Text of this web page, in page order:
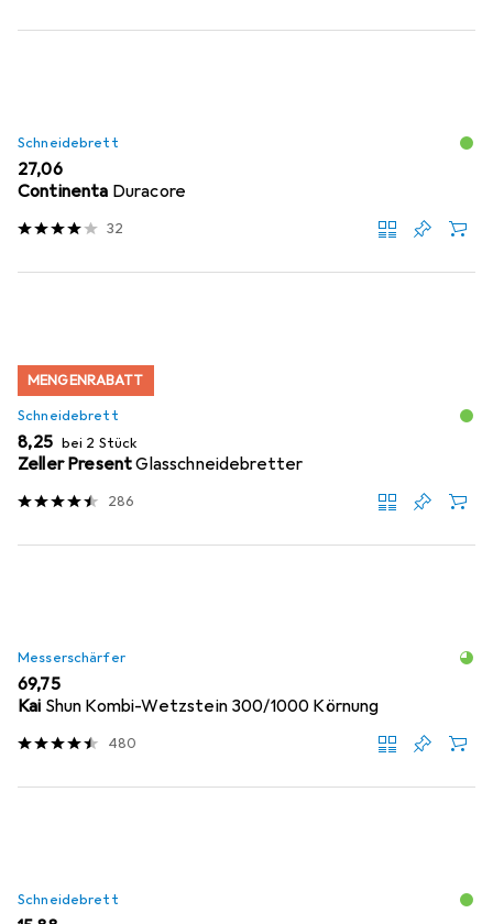
Schneidebrett
EUR
27,06
Continenta Duracore
32
MENGENRABATT
Schneidebrett
EUR
8,25 bei 2 Stück
Zeller PresentGlasschneidebretter
286
Messerschärfer
EUR
69,75
Kai Shun Kombi-Wetzstein 300/1000 Körnung
480
Schneidebrett